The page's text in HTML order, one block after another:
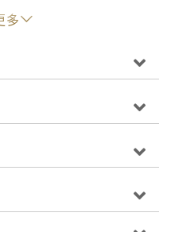
點，尋找它們各自的淵
源、風水傳說、歷史掌
源及歷史的演變、潮汕
裝飾工藝及其對潮汕人
實，圖片精彩，基本反
多